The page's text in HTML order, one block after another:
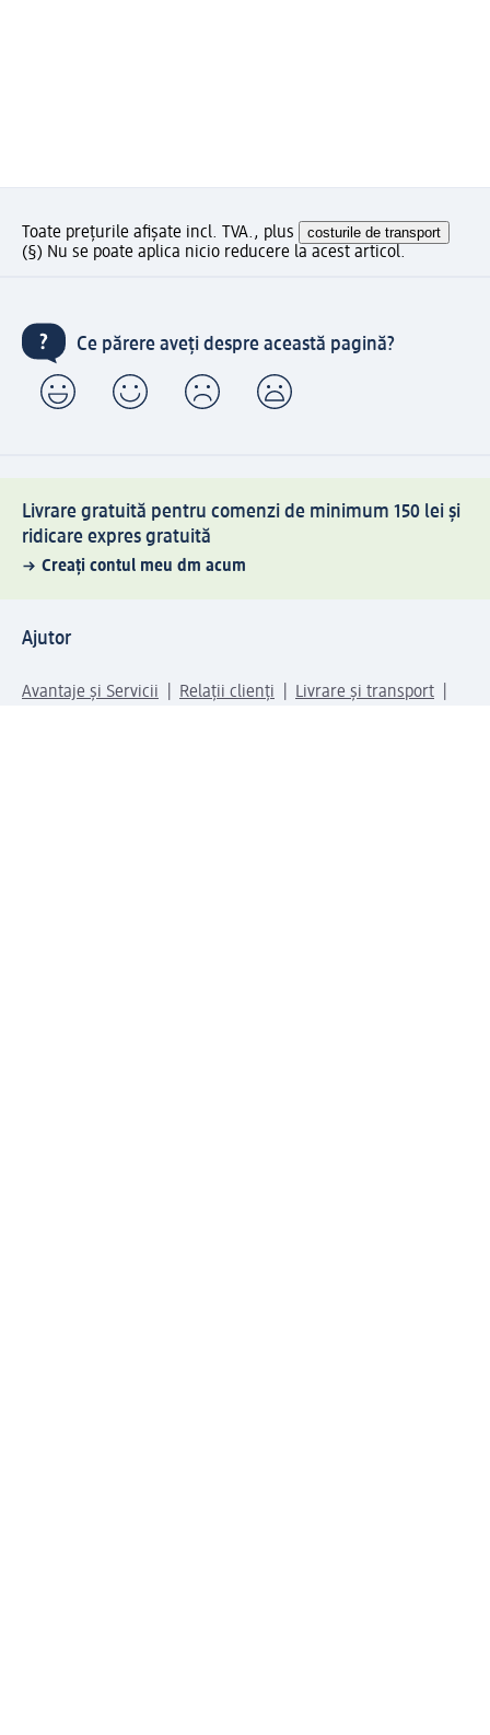
Toate prețurile afișate incl. TVA., plus costurile de transport
(§) Nu se poate aplica nicio reducere la acest articol.
Ce părere aveți despre această pagină?
Livrare gratuită pentru comenzi de minimum 150 lei și
ridicare expres gratuită
Creați contul meu dm acum
Ajutor
Avantaje și Servicii Relații clienți
Livrare și transport